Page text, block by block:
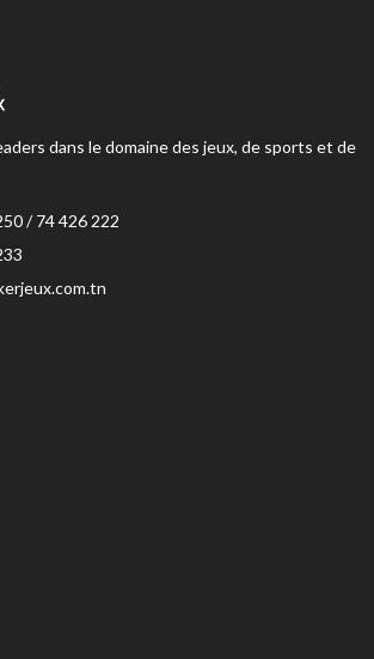
dans le domaine des jeux, de sports et de
/ 74 426 222